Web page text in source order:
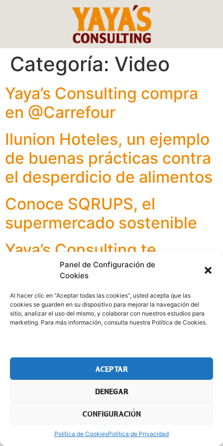
Panel de Configuración de
Cookies
Al hacer clic en “Aceptar todas las cookies”, usted acepta que las
cookies se guarden en su dispositivo para mejorar la navegación del
sitio, analizar el uso del mismo, y colaborar con nuestros estudios para
marketing. Para más información, consulta nuestra Política de Cookies.
ACEPTAR
DENEGAR
CONFIGURACIÓN
Política de CookiesPolítica de Privacidad
Categoría: Video
Yaya’s Consulting compra
en @Carrefour
Ilunion Hoteles, un ejemplo
de buenas prácticas contra
el desperdicio de alimentos
Conoce SQRUPS, el
supermercado sostenible
Yaya’s Consulting te
presenta la App Encantado
AVISO LEGAL POLÍTICA DE PRIVACIDAD